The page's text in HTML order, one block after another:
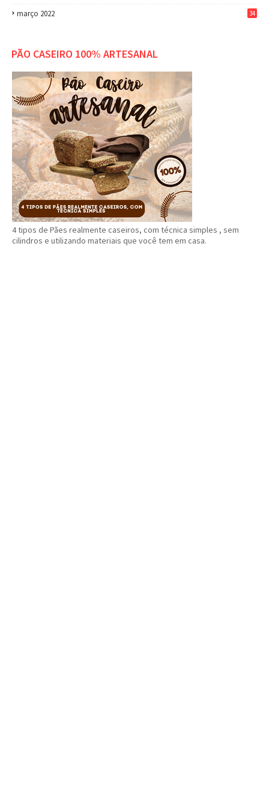
março 2022 34
PÃO CASEIRO 100% ARTESANAL
4 tipos de Pães realmente caseiros, com técnica simples , sem
cilindros e utilizando materiais que você tem em casa.